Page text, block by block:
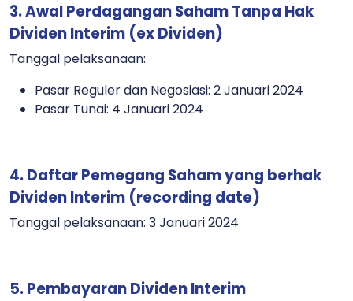
3. Awal Perdagangan Saham Tanpa Hak
Dividen Interim (ex Dividen)
Tanggal pelaksanaan:
Pasar Reguler dan Negosiasi: 2 Januari 2024
Pasar Tunai: 4 Januari 2024
4. Daftar Pemegang Saham yang berhak
Dividen Interim (recording date)
Tanggal pelaksanaan: 3 Januari 2024
5. Pembayaran Dividen Interim